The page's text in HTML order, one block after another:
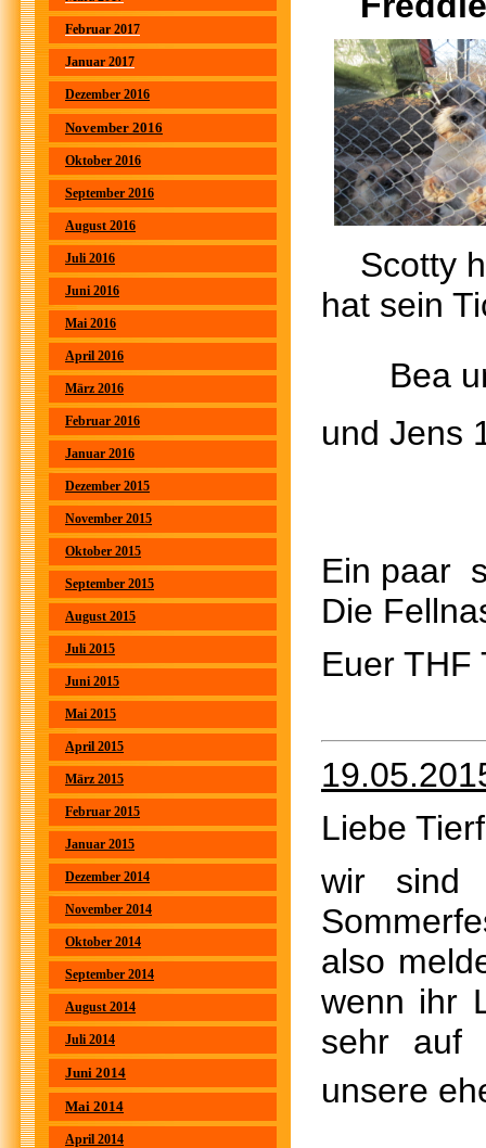
Februar 2017
Januar 2017
Dezember 2016
November 2016
Oktober 2016
September 2016
August 2016
Juli 2016
Juni 2016
Mai 2016
April 2016
März 2016
Februar 2016
Januar 2016
Dezember 2015
November 2015
Oktober 2015
September 2015
August 2015
Juli 2015
Juni 2015
Mai 2015
April 2015
März 2015
Februar 2015
Januar 2015
Dezember 2014
November 2014
Oktober 2014
September 2014
August 2014
Juli 2014
Juni 2014
Mai 2014
April 2014
hat sein
Bea
und Jens
Ein paar
Die
Euer THF
Liebe
wir sind
also
wenn ihr
sehr auf
unsere